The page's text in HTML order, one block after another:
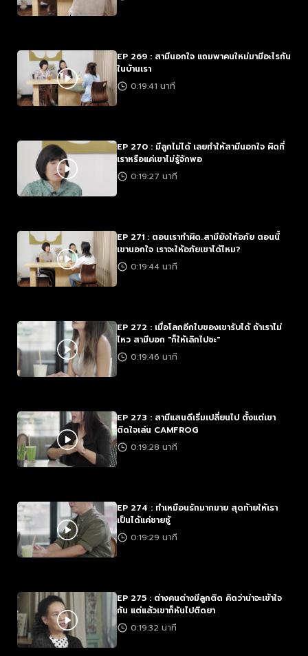
EP 269 : สามีนอกใจ แถมพาคนใหม่มามีอะไรกัน
ในบ้านเรา
0:19:41 นาที
EP 270 : มีลูกไม่ได้ เลยทำให้สามีนอกใจ ผิดที่
เราหรือแค่เขาไม่รู้จักพอ
0:19:27 นาที
EP 271 : ตอนเราทำผิด..สามียังให้อภัย ตอนนี้
เขานอกใจ เราจะให้อภัยเขาได้ไหม?
0:19:44 นาที
EP 272 : เมื่อโลกอีกใบของเขารับได้ ถ้าเราไม่
ไหว สามีบอก "ก็ให้เลิกไปซะ"
0:19:46 นาที
EP 273 : สามีแสนดีเริ่มเปลี่ยนไป ตั้งแต่เขา
ติดใจเล่น CAMFROG
0:19:28 นาที
EP 274 : ทำเหมือนรักมากมาย สุดท้ายให้เรา
เป็นได้แค่ชายชู้
0:19:29 นาที
EP 275 : ต่างคนต่างมีลูกติด คิดว่าน่าจะเข้าใจ
กัน แต่แล้วเขาก็หันไปติดยา
0:19:32 นาที